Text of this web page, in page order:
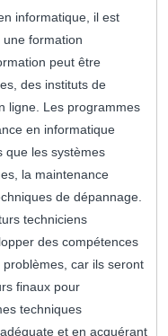
informatique, il est
formation
peut être
des instituts de
ligne. Les programmes
en informatique
que les systèmes
la maintenance
de dépannage.
techniciens
des compétences
car ils seront
finaux pour
techniques
et en acquérant